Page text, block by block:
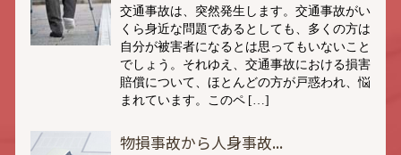
交通事故は、突然発生します。交通事故がい
くら身近な問題であるとしても、多くの方は
自分が被害者になるとは思ってもいないこと
でしょう。それゆえ、交通事故における損害
賠償について、ほとんどの方が戸惑われ、悩
まれています。このペ […]
物損事故から人身事故...